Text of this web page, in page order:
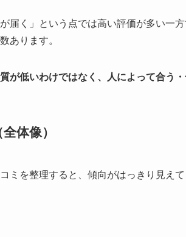
が届く」という点では高い評価が多い一
あります。
が低いわけではなく、人によって合う
体像）
ミを整理すると、傾向がはっきり見えて